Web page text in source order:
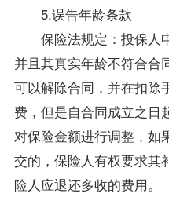
5.误告年龄条款
保险法规定：投保人
并且其真实年龄不符合合
可以解除合同，并在扣除
费，但是自合同成立之日
对保险金额进行调整，如
交的，保险人有权要求其
险人应退还多收的费用。